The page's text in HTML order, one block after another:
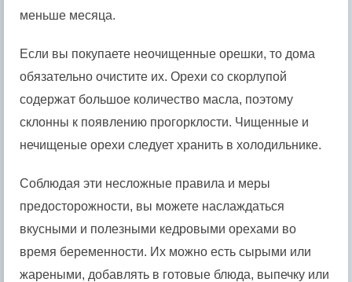
меньше месяца.
Если вы покупаете неочищенные орешки, то дома
обязательно очистите их. Орехи со скорлупой
содержат большое количество масла, поэтому
склонны к появлению прогорклости. Чищенные и
нечищеные орехи следует хранить в холодильнике.
Соблюдая эти несложные правила и меры
предосторожности, вы можете наслаждаться
вкусными и полезными кедровыми орехами во
время беременности. Их можно есть сырыми или
жареными, добавлять в готовые блюда, выпечку или